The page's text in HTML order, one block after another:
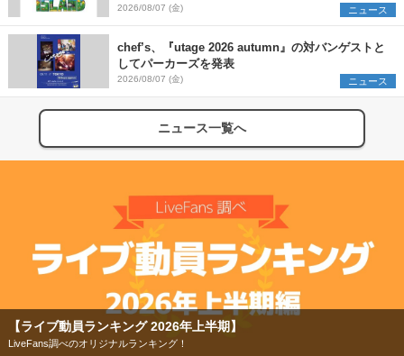
発表 ワークショップ・アート出展者を募集
2026/08/07 (金) ニュース
chef’s、『utage 2026 autumn』の対バンゲストと
してパーカーズを発表
2026/08/07 (金) ニュース
ニュース一覧へ
【ライブ動員ランキング 2026年上半期】
LiveFans調べのオリジナルランキング！